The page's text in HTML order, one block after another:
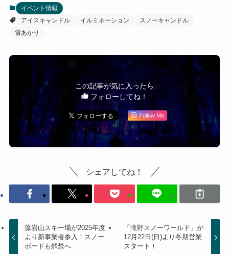
イベント情報
アイスキャンドル
イルミネーション
スノーキャンドル
雪あかり
この記事が気に入ったら
フォローしてね！
Follow Me
シェアしてね！
藻岩山スキー場が2025年度
より新事業者参入！スノー
ボードも解禁へ
「滝野スノーワールド」が
12月22日(日)より冬期営業
スタート！